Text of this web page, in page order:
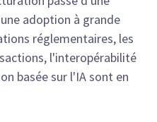
adoption à grande
réglementaires, les
l'interopérabilité
basée sur l'IA sont en